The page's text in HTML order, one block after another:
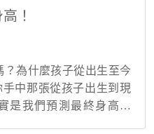
！
？為什麼孩子從出生至今
中那張從孩子出生到現
是我們預測最終身高的